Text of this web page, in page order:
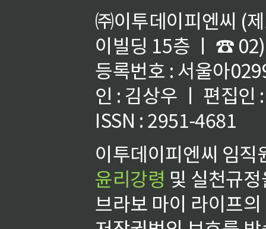
㈜이투데이피엔씨 (
이빌딩 15층 ㅣ ☎
등록번호 : 서울아
인 : 김상우 ㅣ 편집인
ISSN : 2951-4681
이투데이피엔씨 임
윤리강령 및 실천규
브라보 마이 라이프